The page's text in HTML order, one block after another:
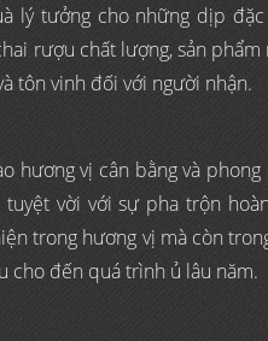
lý tưởng cho những dịp
rượu chất lượng, sản
tôn vinh đối với người nhận.
hương vị cân bằng và phong
vời với sự pha trộn
trong hương vị mà còn
cho đến quá trình ủ lâu năm.